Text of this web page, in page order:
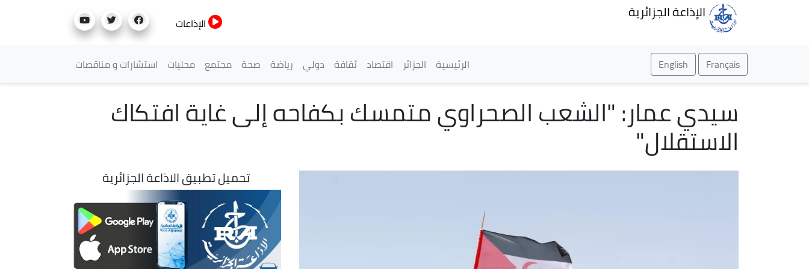
الإذاعة الجزائرية
الإذاعات
Français
English القائمة الرئيسية
الرئيسية الجزائر اقتصاد ثقافة دولي رياضة صحة مجتمع محليات استشارات و مناقصات
سيدي عمار: "الشعب الصحراوي متمسك بكفاحه إلى غاية افتكاك
الاستقلال"
تحميل تطبيق الاذاعة الجزائرية